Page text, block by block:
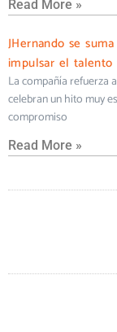
Read More »
JHernando se
impulsar el
La compañía refuerza
celebran un hito muy
compromiso
Read More »